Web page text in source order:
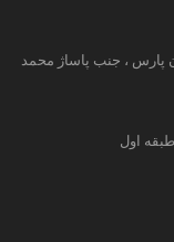
پارس ، جنب پاساژ محمد